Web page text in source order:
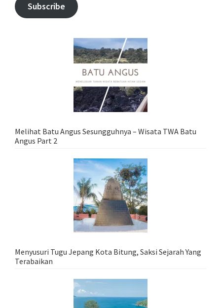
Subscribe
Melihat Batu Angus Sesungguhnya – Wisata TWA Batu
Angus Part 2
Menyusuri Tugu Jepang Kota Bitung, Saksi Sejarah Yang
Terabaikan